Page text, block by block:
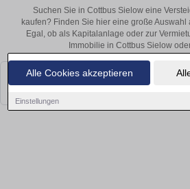
Alle Cookies akzeptieren
Einstellungen
Suchen Sie in Cottbus Sielow eine
kaufen? Finden Sie hier eine große
Egal, ob als Kapitalanlage oder zur
Immobilie in Cottbus Sielow
Leider konnten wir derzeit keine passenden